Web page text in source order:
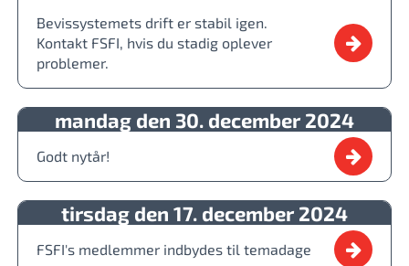
Bevissystemets drift er stabil igen.
Kontakt FSFI, hvis du stadig oplever
problemer.
mandag den 30. december 2024
Godt nytår!
tirsdag den 17. december 2024
FSFI's medlemmer indbydes til temadage